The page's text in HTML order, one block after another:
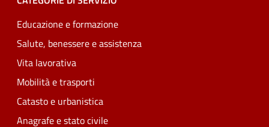
Educazione e formazione
Salute, benessere e assistenza
Vita lavorativa
Mobilità e trasporti
Catasto e urbanistica
Anagrafe e stato civile